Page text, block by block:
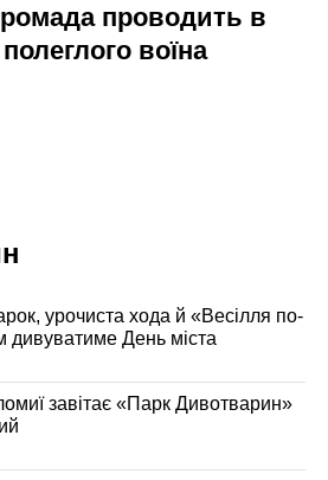
проводить в
воїна
урочиста хода й «Весілля по-
День міста
завітає «Парк Дивотварин»